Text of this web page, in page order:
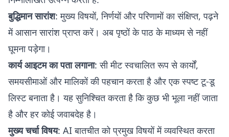
बुद्धिमान सारांश: मुख्य विषयों, निर्णयों और परिणामों का संक्षिप्त, पढ़ने
में आसान सारांश प्राप्त करें। अब पृष्ठों के पाठ के माध्यम से नहीं
घूमना पड़ेगा।
कार्य आइटम का पता लगाना: सी मीट स्वचालित रूप से कार्यों,
समयसीमाओं और मालिकों की पहचान करता है और एक स्पष्ट टू-डू
लिस्ट बनाता है। यह सुनिश्चित करता है कि कुछ भी भूला नहीं जाता
है और हर कोई जवाबदेह है।
मुख्य चर्चा विषय: AI बातचीत को प्रमुख विषयों में व्यवस्थित करता